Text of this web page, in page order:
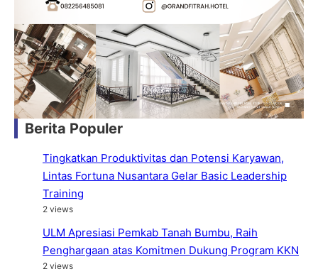
Berita Populer
Tingkatkan Produktivitas dan Potensi Karyawan,
Lintas Fortuna Nusantara Gelar Basic Leadership
Training
2 views
ULM Apresiasi Pemkab Tanah Bumbu, Raih
Penghargaan atas Komitmen Dukung Program KKN
2 views